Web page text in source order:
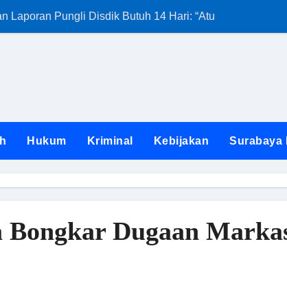
Laporan Pungli Disdik Butuh 14 Hari: “Aturan dari Mana?”
Hukum Kriminal Kebijakan Surabaya
Dugaan